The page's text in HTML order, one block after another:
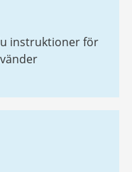
instruktioner för